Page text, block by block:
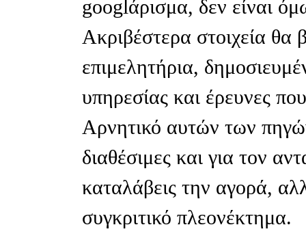
googlάρισμα, δεν είναι
Ακριβέστερα στοιχεία θα
επιμελητήρια,
υπηρεσίας και έρευνες
Αρνητικό αυτών των πηγών
διαθέσιμες και για τον
καταλάβεις την αγορά,
συγκριτικό πλεονέκτημα.